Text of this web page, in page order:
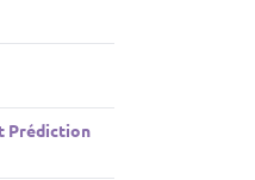
initiatives de
parmi les
essentiel
pour
des
Prédiction